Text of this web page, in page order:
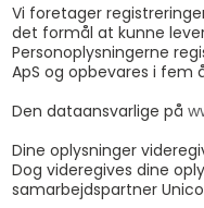
Vi foretager
det formål at kunne
Personoplysningerne
ApS og opbevares i fem
Den dataansvarlige på
Dine oplysninger
Dog videregives dine
samarbejdspartner